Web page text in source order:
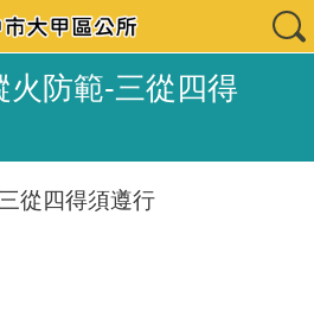
火防範-三從四得
從四得須遵行